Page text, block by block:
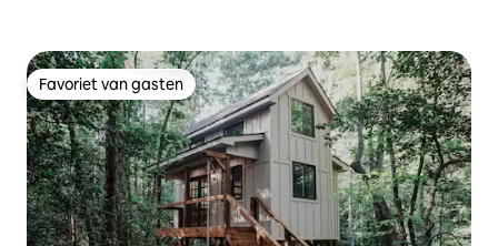
Favoriet van gasten
Favoriet van gasten